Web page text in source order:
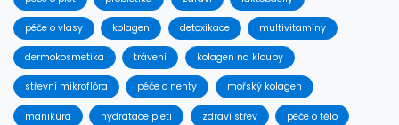
péče o vlasy kolagen detoxikace multivitamíny
dermokosmetika trávení kolagen na klouby
střevní mikroflóra péče o nehty mořský kolagen
manikúra hydratace pleti zdraví střev péče o tělo